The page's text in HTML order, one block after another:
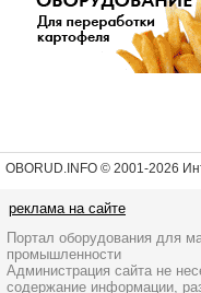
OBORUD.INFO © 2001-2026
реклама на сайте
Портал оборудования для
промышленности
Администрация сайта не
содержание информации,